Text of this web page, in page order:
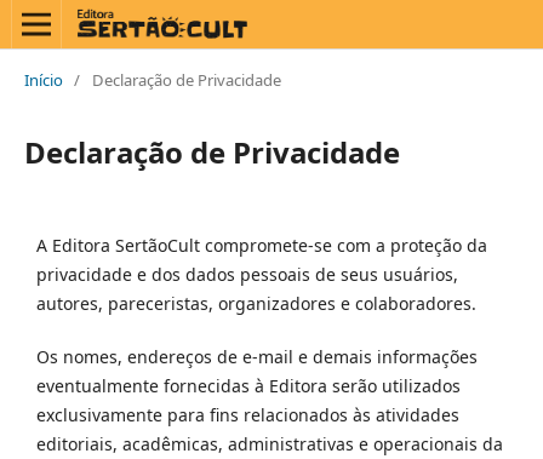
Início / Declaração de Privacidade
Declaração de Privacidade
A Editora SertãoCult compromete-se com a proteção da
privacidade e dos dados pessoais de seus usuários,
autores, pareceristas, organizadores e colaboradores.
Os nomes, endereços de e-mail e demais informações
eventualmente fornecidas à Editora serão utilizados
exclusivamente para fins relacionados às atividades
editoriais, acadêmicas, administrativas e operacionais da